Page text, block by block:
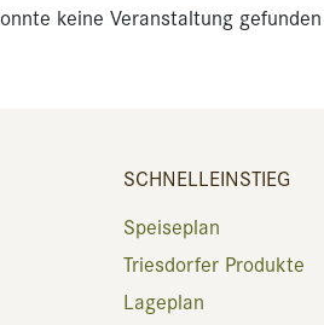
keine Veranstaltung
SCHNELLEINSTIEG
Speiseplan
Triesdorfer Produkte
Lageplan